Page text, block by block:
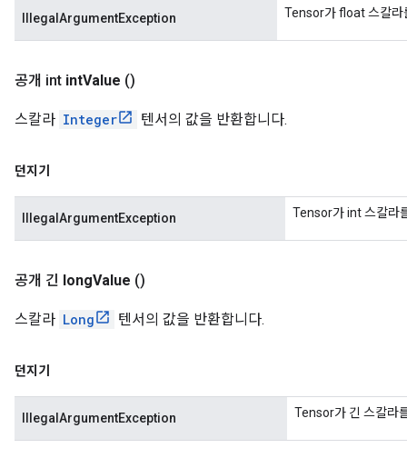
IllegalArgumentException Tensor가 float 스칼라
공개 int intValue ()
스칼라 Integer 텐서의 값을 반환합니다.
던지기
IllegalArgumentException Tensor가 int 스칼라
공개 긴 longValue ()
스칼라 Long 텐서의 값을 반환합니다.
던지기
IllegalArgumentException Tensor가 긴 스칼라